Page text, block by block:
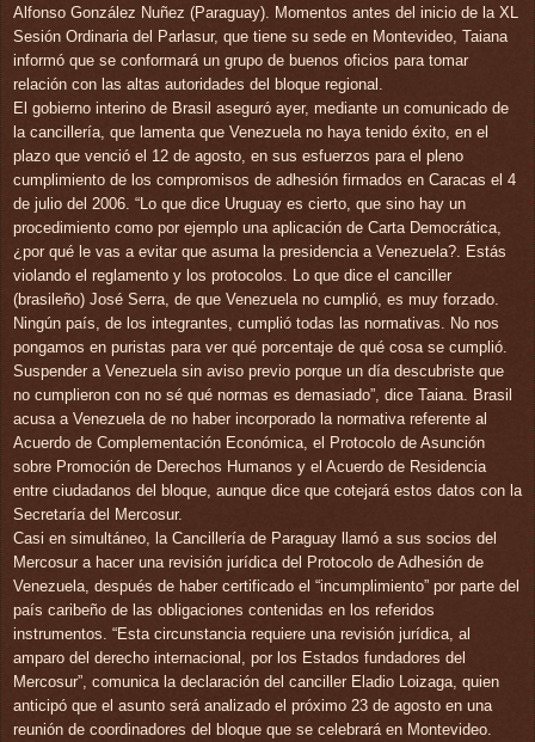
Alfonso González Nuñez (Paraguay). Momentos antes del inicio de la XL
Sesión Ordinaria del Parlasur, que tiene su sede en Montevideo, Taiana
informó que se conformará un grupo de buenos oficios para tomar
relación con las altas autoridades del bloque regional.
El gobierno interino de Brasil aseguró ayer, mediante un comunicado de
la cancillería, que lamenta que Venezuela no haya tenido éxito, en el
plazo que venció el 12 de agosto, en sus esfuerzos para el pleno
cumplimiento de los compromisos de adhesión firmados en Caracas el 4
de julio del 2006. “Lo que dice Uruguay es cierto, que sino hay un
procedimiento como por ejemplo una aplicación de Carta Democrática,
¿por qué le vas a evitar que asuma la presidencia a Venezuela?. Estás
violando el reglamento y los protocolos. Lo que dice el canciller
(brasileño) José Serra, de que Venezuela no cumplió, es muy forzado.
Ningún país, de los integrantes, cumplió todas las normativas. No nos
pongamos en puristas para ver qué porcentaje de qué cosa se cumplió.
Suspender a Venezuela sin aviso previo porque un día descubriste que
no cumplieron con no sé qué normas es demasiado”, dice Taiana. Brasil
acusa a Venezuela de no haber incorporado la normativa referente al
Acuerdo de Complementación Económica, el Protocolo de Asunción
sobre Promoción de Derechos Humanos y el Acuerdo de Residencia
entre ciudadanos del bloque, aunque dice que cotejará estos datos con la
Secretaría del Mercosur.
Casi en simultáneo, la Cancillería de Paraguay llamó a sus socios del
Mercosur a hacer una revisión jurídica del Protocolo de Adhesión de
Venezuela, después de haber certificado el “incumplimiento” por parte del
país caribeño de las obligaciones contenidas en los referidos
instrumentos. “Esta circunstancia requiere una revisión jurídica, al
amparo del derecho internacional, por los Estados fundadores del
Mercosur”, comunica la declaración del canciller Eladio Loizaga, quien
anticipó que el asunto será analizado el próximo 23 de agosto en una
reunión de coordinadores del bloque que se celebrará en Montevideo.